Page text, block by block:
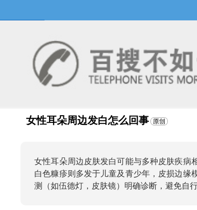
女性耳朵周边发白怎么回事
女性耳朵周边皮肤发白可能与多种皮肤疾病
白色糠疹则多发于儿童及青少年，皮损边缘
测（如伍德灯，皮肤镜）明确诊断，避免自